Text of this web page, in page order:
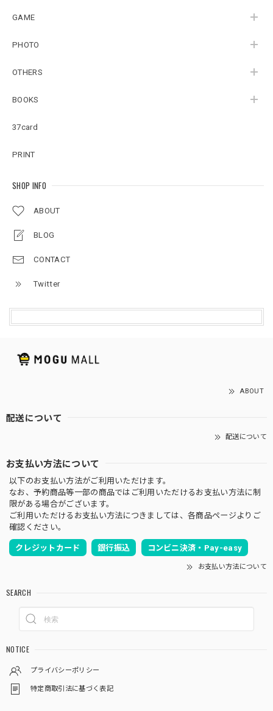
GAME
PHOTO
OTHERS
BOOKS
37card
PRINT
SHOP INFO
ABOUT
BLOG
CONTACT
Twitter
ABOUT
配送について
配送について
お支払い方法について
以下のお支払い方法がご利用いただけます。
なお、予約商品等一部の商品ではご利用いただけるお支払い方法に制
限がある場合がございます。
ご利用いただけるお支払い方法につきましては、各商品ページよりご
確認ください。
クレジットカード 銀行振込 コンビニ決済・Pay-easy
お支払い方法について
SEARCH
NOTICE
プライバシーポリシー
特定商取引法に基づく表記